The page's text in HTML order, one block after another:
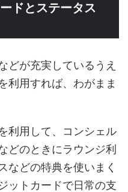
ドとステータス
どが充実しているうえ
利用すれば、わがまま
利用して、コンシェル
どのときにラウンジ利
などの特典を使いまく
ットカードで日常の支